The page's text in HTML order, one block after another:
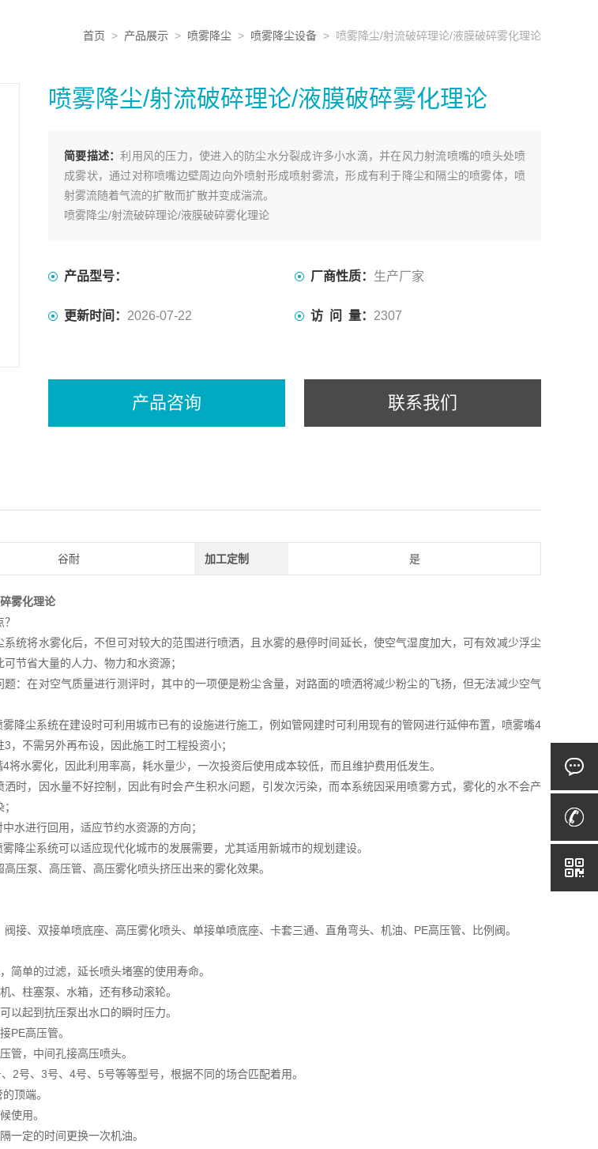
首页 > 产品展示 > 喷雾降尘 > 喷雾降尘设备 > 喷雾降尘/射流破碎理论/液膜破碎雾化理论
喷雾降尘/射流破碎理论/液膜破碎雾化理论
简要描述：利用风的压力，使进入的防尘水分裂成许多小水滴，并在风力射流喷嘴的喷头处喷
成雾状，通过对称喷嘴边壁周边向外喷射形成喷射雾流，形成有利于降尘和隔尘的喷雾体，喷
射雾流随着气流的扩散而扩散并变成湍流。
喷雾降尘/射流破碎理论/液膜破碎雾化理论
产品型号： 厂商性质： 生产厂家
更新时间： 2026-07-22 访 问 量： 2307
产品咨询 联系我们
谷耐 加工定制 是
雾化理论
统将水雾化后，不但可对较大的范围进行喷洒，且水雾的悬停时间延长，使空气湿度加大，可有效减少浮尘
节省大量的人力、物力和水资源；
：在对空气质量进行测评时，其中的一项便是粉尘含量，对路面的喷洒将减少粉尘的飞扬，但无法减少空气
降尘系统在建设时可利用城市已有的设施进行施工，例如管网建时可利用现有的管网进行延伸布置，喷雾嘴4
，不需另外再布设，因此施工时工程投资小；
将水雾化，因此利用率高，耗水量少，一次投资后使用成本较低，而且维护费用低发生。
时，因水量不好控制，因此有时会产生积水问题，引发次污染，而本系统因采用喷雾方式，雾化的水不会产
水进行回用，适应节约水资源的方向；
降尘系统可以适应现代化城市的发展需要，尤其适用新城市的规划建设。
压泵、高压管、高压雾化喷头挤压出来的雾化效果。
接、双接单喷底座、高压雾化喷头、单接单喷底座、卡套三通、直角弯头、机油、PE高压管、比例阀。
简单的过滤，延长喷头堵塞的使用寿命。
、柱塞泵、水箱，还有移动滚轮。
以起到抗压泵出水口的瞬时压力。
PE高压管。
管，中间孔接高压喷头。
2号、3号、4号、5号等等型号，根据不同的场合匹配着用。
顶端。
使用。
一定的时间更换一次机油。